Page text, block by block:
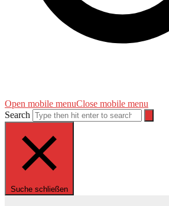
Open mobile menuClose mobile menu
Search
Suche schließen